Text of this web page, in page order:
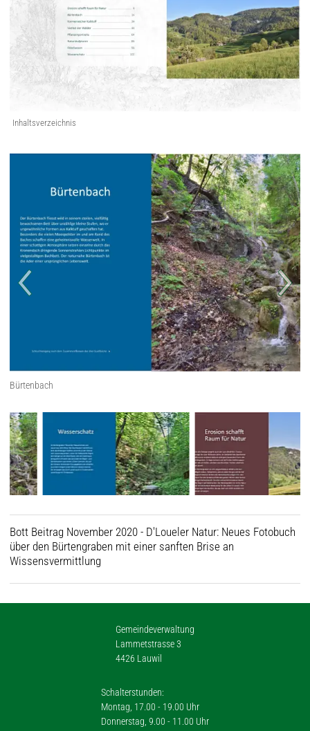
Inhaltsverzeichnis
Bürtenbach
Bott Beitrag November 2020 - D'Loueler Natur: Neues Fotobuch
über den Bürtengraben mit einer sanften Brise an
Wissensvermittlung
Gemeindeverwaltung
Lammetstrasse 3
4426 Lauwil
Schalterstunden:
Montag, 17.00 - 19.00 Uhr
Donnerstag, 9.00 - 11.00 Uhr